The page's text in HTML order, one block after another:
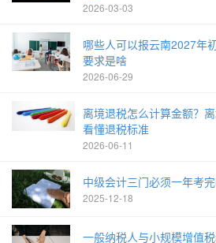
2026-03-03
哪些人可以报云南2027年
要求是啥
2026-06-29
离境退税怎么计算金额？
看懂退税标准
2026-06-11
中级会计三门必须一年考
2025-12-18
一般纳税人与小规模增值